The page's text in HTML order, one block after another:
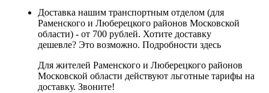
Доставка нашим транспортным отделом (для
Раменского и Люберецкого районов Московской
области) - от 700 рублей. Хотите доставку
дешевле? Это возможно. Подробности здесь
Для жителей Раменского и Люберецкого районов
Московской области действуют льготные тарифы на
доставку. Звоните!